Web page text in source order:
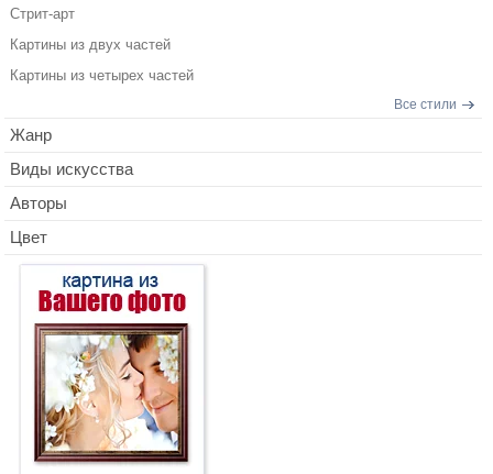
Стрит-арт
Картины из двух частей
Картины из четырех частей
Все стили
Жанр
Виды искусства
Авторы
Цвет